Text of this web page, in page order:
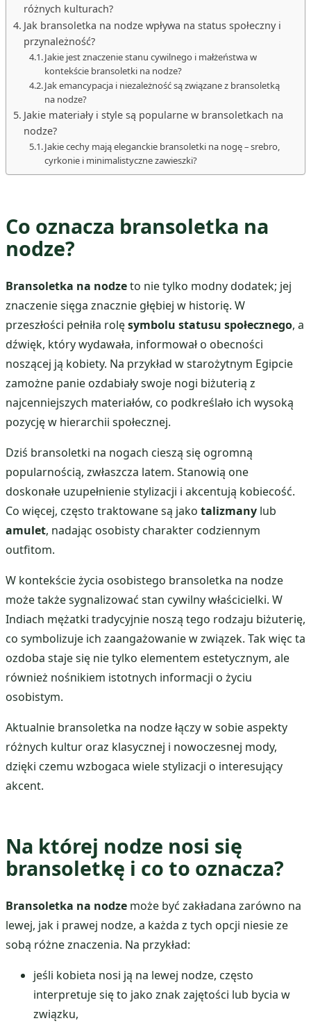
różnych kulturach?
Jak bransoletka na nodze wpływa na status społeczny i
przynależność?
Jakie jest znaczenie stanu cywilnego i małżeństwa w
kontekście bransoletki na nodze?
Jak emancypacja i niezależność są związane z bransoletką
na nodze?
Jakie materiały i style są popularne w bransoletkach na
nodze?
Jakie cechy mają eleganckie bransoletki na nogę – srebro,
cyrkonie i minimalistyczne zawieszki?
Co oznacza bransoletka na
nodze?
Bransoletka na nodzeto nie tylko modny dodatek; jej
znaczenie sięga znacznie głębiej w historię. W
przeszłości pełniła rolęsymbolu statusu społecznego, a
dźwięk, który wydawała, informował o obecności
noszącej ją kobiety. Na przykład w starożytnym Egipcie
zamożne panie ozdabiały swoje nogi biżuterią z
najcenniejszych materiałów, co podkreślało ich wysoką
pozycję w hierarchii społecznej.
Dziś bransoletki na nogach cieszą się ogromną
popularnością, zwłaszcza latem. Stanowią one
doskonałe uzupełnienie stylizacji i akcentują kobiecość.
Co więcej, często traktowane są jako talizmany lub
amulet, nadając osobisty charakter codziennym
outfitom.
W kontekście życia osobistego bransoletka na nodze
może także sygnalizować stan cywilny właścicielki. W
Indiach mężatki tradycyjnie noszą tego rodzaju biżuterię,
co symbolizuje ich zaangażowanie w związek. Tak więc ta
ozdoba staje się nie tylko elementem estetycznym, ale
również nośnikiem istotnych informacji o życiu
osobistym.
Aktualnie bransoletka na nodze łączy w sobie aspekty
różnych kultur oraz klasycznej i nowoczesnej mody,
dzięki czemu wzbogaca wiele stylizacji o interesujący
akcent.
Na której nodze nosi się
bransoletkę i co to oznacza?
Bransoletka na nodze może być zakładana zarówno na
lewej, jak i prawej nodze, a każda z tych opcji niesie ze
sobą różne znaczenia. Na przykład:
jeśli kobieta nosi ją na lewej nodze, często
interpretuje się to jako znak zajętości lub bycia w
związku,